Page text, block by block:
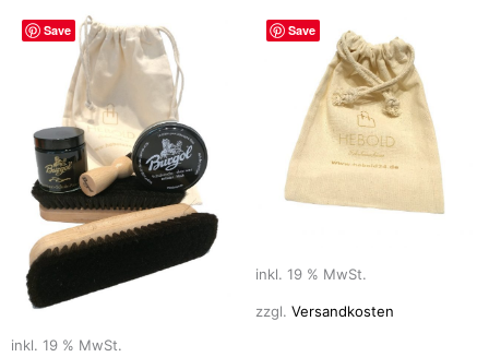
Save
inkl. 19 % MwSt.
Save
inkl. 19 % MwSt.
zzgl. Versandkosten